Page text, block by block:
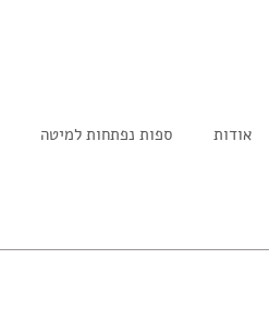
ספות נפתחות למיטה אודות